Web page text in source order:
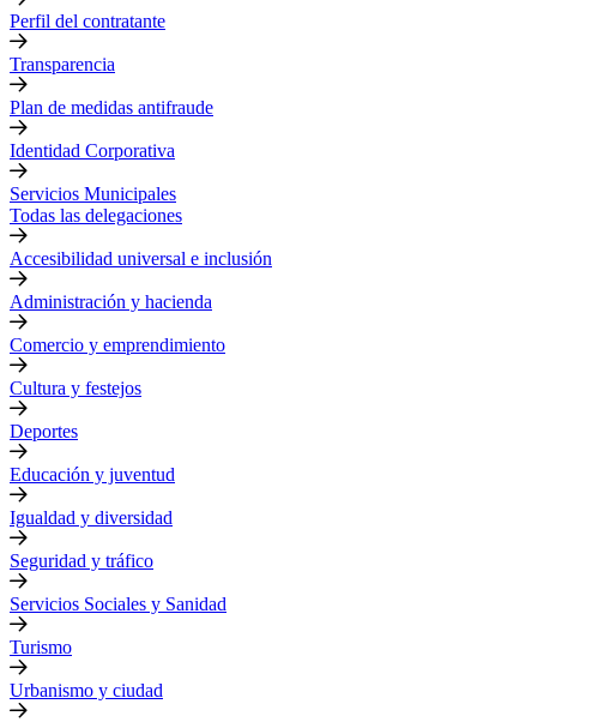
Perfil del contratante
Transparencia
Plan de medidas antifraude
Identidad Corporativa
Servicios Municipales
Todas las delegaciones
Accesibilidad universal e inclusión
Administración y hacienda
Comercio y emprendimiento
Cultura y festejos
Deportes
Educación y juventud
Igualdad y diversidad
Seguridad y tráfico
Servicios Sociales y Sanidad
Turismo
Urbanismo y ciudad